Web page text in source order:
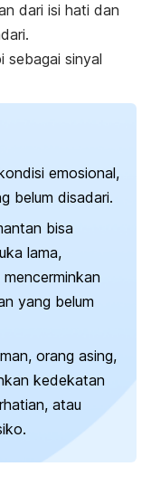
dari isi hati dan
sebagai sinyal
emosional,
belum disadari.
bisa
lama,
yang belum
orang asing,
kedekatan
atau